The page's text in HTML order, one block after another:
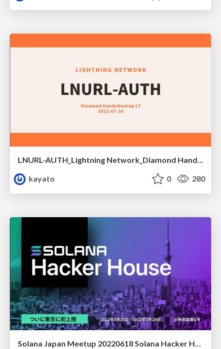
LNURL-AUTH_Lightning Network_Diamond Handsミートアップ
kayato
0 280
Solana Japan Meetup 20220618 Solana Hacker House Tokyo Review